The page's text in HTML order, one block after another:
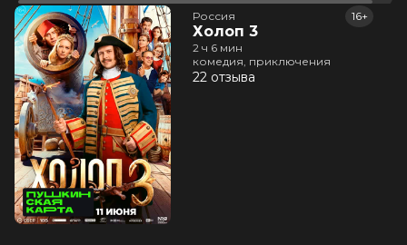
Россия
Холоп 3
16+
2 ч 6 мин
комедия, приключения
22 отзыва